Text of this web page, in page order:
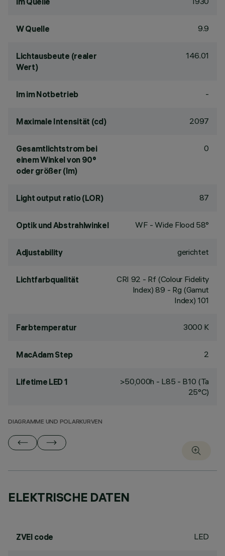
W Quelle 9.9
Lichtausbeute (realer
Wert)
146.01
lm im Notbetrieb -
Maximale Intensität (cd) 2097
Gesamtlichtstrom bei
einem Winkel von 90°
oder größer (lm)
0
Light output ratio (LOR) 87
Optik und Abstrahlwinkel WF - Wide Flood 58°
Adjustability gerichtet
Lichtfarbqualität CRI 92 - Rf (Colour Fidelity
Index) 89 - Rg (Gamut
Index) 101
Farbtemperatur 3000 K
MacAdam Step 2
Lifetime LED 1
>50,000h - L85 - B10 (Ta
25°C)
DIAGRAMME UND POLARKURVEN
ELEKTRISCHE DATEN
ZVEI code LED